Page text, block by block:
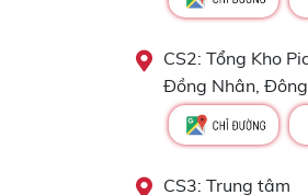
CS2: Tổng Kho
Đồng Nhân,
CS3: Trung tâm